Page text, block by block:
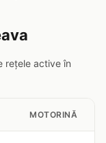
rețele active în
MOTORINĂ